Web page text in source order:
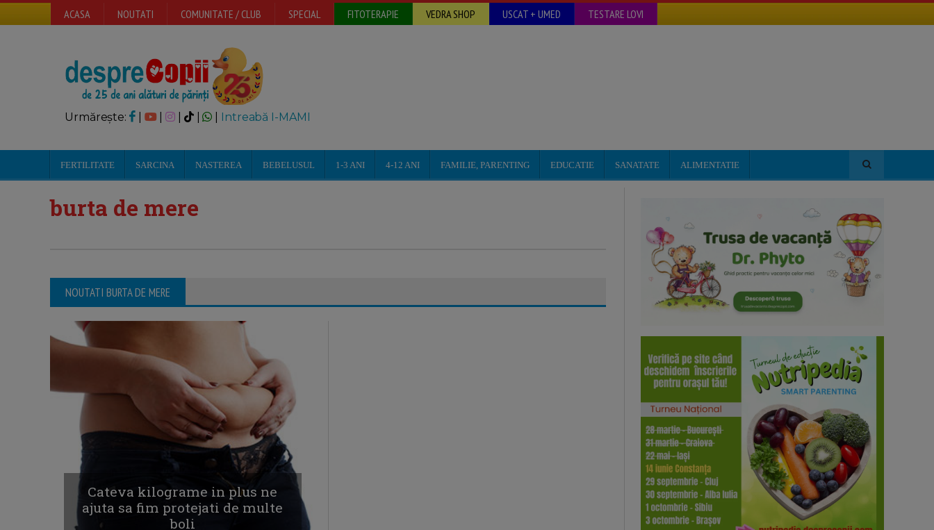
ACASA NOUTATI COMUNITATE / CLUB SPECIAL FITOTERAPIE VEDRA SHOP USCAT + UMED TESTARE LOVI
Urmărește: | | Intreabă I-MAMI
FERTILITATE SARCINA NASTEREA BEBELUSUL 1-3 ANI 4-12 ANI FAMILIE, PARENTING EDUCATIE SANATATE ALIMENTATIE
burta de mere
NOUTATI BURTA DE MERE
Cateva kilograme in plus ne
ajuta sa fim protejati de multe
boli